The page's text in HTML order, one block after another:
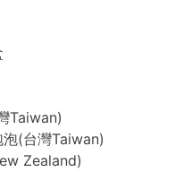
Taiwan)
(台灣Taiwan)
Zealand)